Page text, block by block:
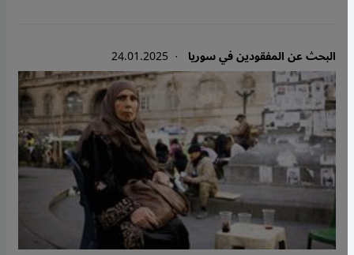
البحث عن المفقودين في سوريا · 24.01.2025